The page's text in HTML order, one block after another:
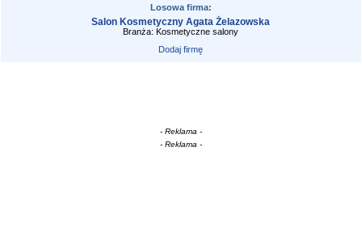
Losowa firma:
Salon Kosmetyczny Agata Żelazowska
Branża: Kosmetyczne salony
Dodaj firmę
- Reklama -
- Reklama -